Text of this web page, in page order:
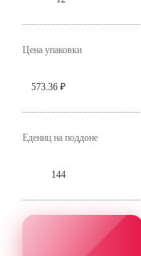
Цена упаковки
573.36 ₽
Едениц на поддоне
144